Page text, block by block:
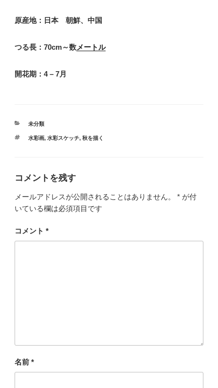
原産地：日本 朝鮮、中国
つる長：70cm～数メートル
開花期：4 – 7月
カ
ゴ
未分類
タ
水彩画, 水彩スケッチ, 秋を描く
コメントを残す
メールアドレスが公開されることはありません。 * が付
いている欄は必須項目です
コメント *
名前 *